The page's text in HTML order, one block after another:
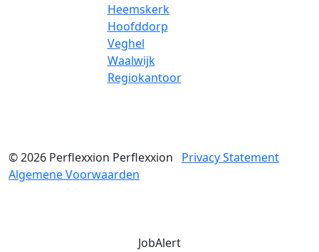
Heemskerk
Hoofddorp
Veghel
Waalwijk
Regiokantoor
© 2026 Perflexxion Perflexxion
Privacy Statement
Algemene Voorwaarden
JobAlert